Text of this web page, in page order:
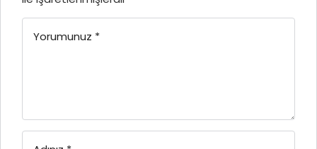
Yorumunuz *